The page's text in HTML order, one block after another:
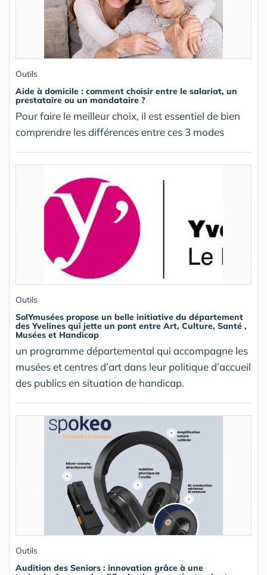
Outils
Aide à domicile : comment choisir entre le salariat, un
prestataire ou un mandataire ?
Pour faire le meilleur choix, il est essentiel de bien
comprendre les différences entre ces 3 modes
Outils
SolYmusées propose un belle initiative du département
des Yvelines qui jette un pont entre Art, Culture, Santé ,
Musées et Handicap
un programme départemental qui accompagne les
musées et centres d’art dans leur politique d’accueil
des publics en situation de handicap.
Outils
Audition des Seniors : innovation grâce à une